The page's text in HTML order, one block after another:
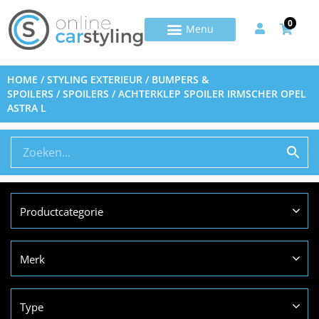
0
HOME /STYLING EXTERIEUR / BUMPERS &
SPOILERS /SPOILERS / ACHTERKLEP SPOILER IRMSCHER OPEL
ASTRA L
Productcategorie
Merk
Type